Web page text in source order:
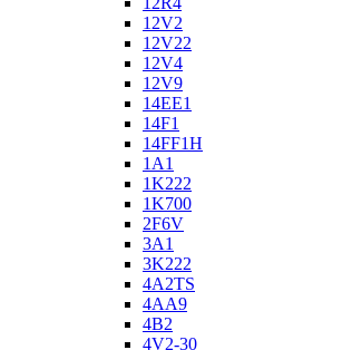
12V2
12V22
12V4
12V9
14EE1
14F1
14FF1H
1A1
1K222
1K700
2F6V
3A1
3K222
4A2TS
4AA9
4B2
4V2-30